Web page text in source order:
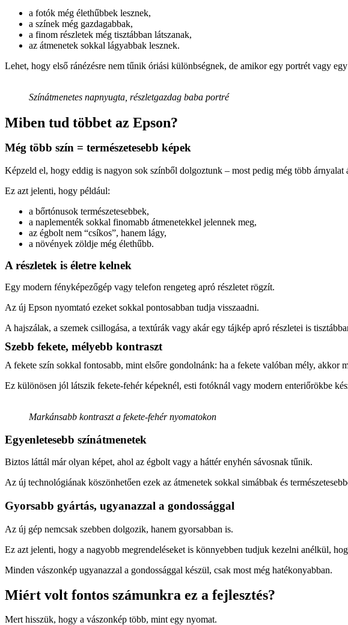
a fotók még élethűbbek lesznek,
a színek még gazdagabbak,
a finom részletek még tisztábban látszanak,
az átmenetek sokkal lágyabbak lesznek.
Lehet, hogy első ránézésre nem tűnik óriási különbségnek, de amikor egy portrét vagy
Színátmenetes napnyugta, részletgazdag baba portré
Miben tud többet az Epson?
Még több szín = természetesebb képek
Képzeld el, hogy eddig is nagyon sok színből dolgoztunk – most pedig még több árnyalat
Ez azt jelenti, hogy például:
a bőrtónusok természetesebbek,
a naplementék sokkal finomabb átmenetekkel jelennek meg,
az égbolt nem “csíkos”, hanem lágy,
a növények zöldje még élethűbb.
A részletek is életre kelnek
Egy modern fényképezőgép vagy telefon rengeteg apró részletet rögzít.
Az új Epson nyomtató ezeket sokkal pontosabban tudja visszaadni.
A hajszálak, a szemek csillogása, a textúrák vagy akár egy tájkép apró részletei is
Szebb fekete, mélyebb kontraszt
A fekete szín sokkal fontosabb, mint elsőre gondolnánk: ha a fekete valóban mély, akkor
Ez különösen jól látszik fekete-fehér képeknél, esti fotóknál vagy modern enteriőrökbe
Markánsabb kontraszt a fekete-fehér nyomatokon
Egyenletesebb színátmenetek
Biztos láttál már olyan képet, ahol az égbolt vagy a háttér enyhén sávosnak tűnik.
Az új technológiának köszönhetően ezek az átmenetek sokkal simábbak és
Gyorsabb gyártás, ugyanazzal a gondossággal
Az új gép nemcsak szebben dolgozik, hanem gyorsabban is.
Ez azt jelenti, hogy a nagyobb megrendeléseket is könnyebben tudjuk kezelni anélkül,
Minden vászonkép ugyanazzal a gondossággal készül, csak most még hatékonyabban.
Miért volt fontos számunkra ez a fejlesztés?
Mert hisszük, hogy a vászonkép több, mint egy nyomat.